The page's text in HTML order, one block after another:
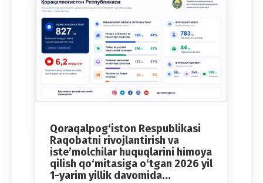
Qoraqalpog‘iston Respublikasi
Raqobatni rivojlantirish va
iste’molchilar huquqlarini himoya
qilish qo‘mitasiga o‘tgan 2026 yil
1-yarim yillik davomida…